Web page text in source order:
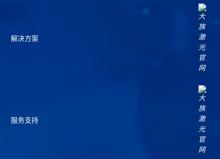
解决方案
服务支持